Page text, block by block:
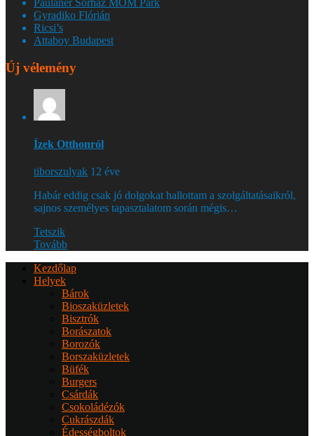
Paulaner Sörház MOM Park
Gyradiko Flórián
Ricsi’s
Attaboy Budapest
Új vélemény
Ízek Otthonról
tiborszulyak 12 éve
Habár eddig csak jó dolgokat hallottam a szolgáltatásaikról,
sajnos személyes tapasztalatom során mégis…
Tetszik
Tovább
Kezdőlap
Helyek
Bárok
Bioszaküzletek
Bisztrók
Borászatok
Borozók
Borszaküzletek
Büfék
Burgers
Csárdák
Csokoládézók
Cukrászdák
Édességboltok